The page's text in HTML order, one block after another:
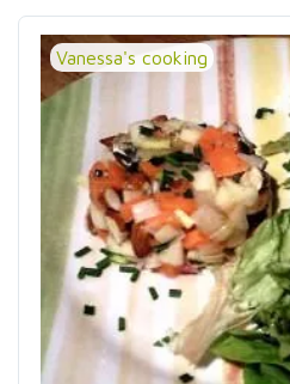
Vanessa's cooking